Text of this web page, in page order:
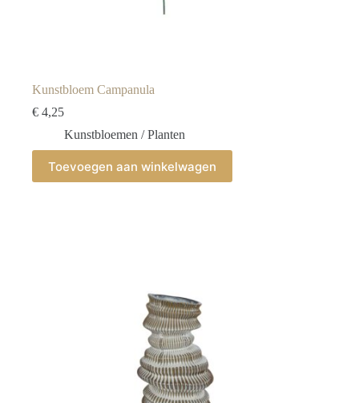
Kunstbloem Campanula
€ 4,25
Kunstbloemen / Planten
Toevoegen aan winkelwagen